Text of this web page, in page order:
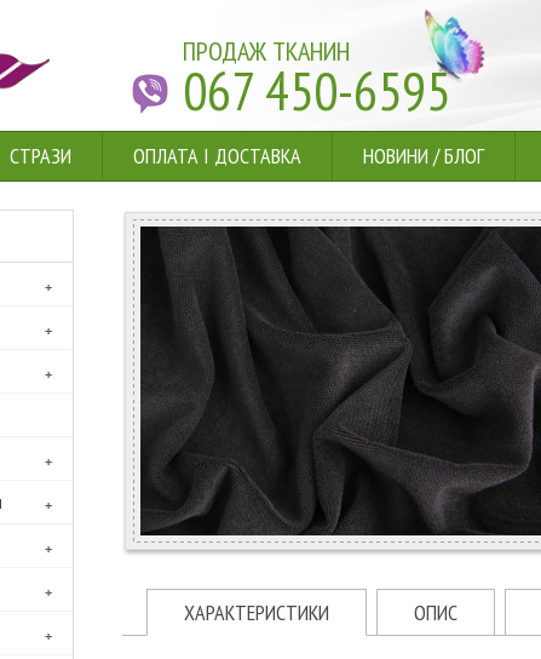
ПРОДАЖ ТКАНИН
067 450-6595
СТРАЗИ ОПЛАТА І ДОСТАВКА НОВИНИ /БЛОГ
ХАРАКТЕРИСТИКИ ОПИС